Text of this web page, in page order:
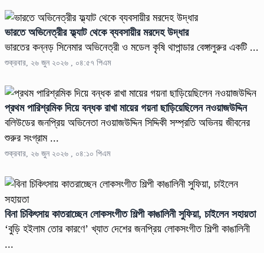
ভারতে অভিনেত্রীর ফ্ল্যাট থেকে ব্যবসায়ীর মরদেহ উদ্ধার
ভারতের কন্নড় সিনেমার অভিনেত্রী ও মডেল কৃষি থাপান্ডার বেঙ্গালুরুর একটি ...
শুক্রবার, ২৬ জুন ২০২৬ , ০৪:৫৭ পিএম
প্রথম পারিশ্রমিক দিয়ে বন্ধক রাখা মায়ের গয়না ছাড়িয়েছিলেন নওয়াজউদ্দিন
বলিউডের জনপ্রিয় অভিনেতা নওয়াজউদ্দিন সিদ্দিকী সম্প্রতি অভিনয় জীবনের
শুরুর সংগ্রাম ...
শুক্রবার, ২৬ জুন ২০২৬ , ০৪:১০ পিএম
বিনা চিকিৎসায় কাতরাচ্ছেন লোকসংগীত শিল্পী কাঙালিনী সুফিয়া, চাইলেন সহায়তা
‘বুড়ি হইলাম তোর কারণে’ খ্যাত দেশের জনপ্রিয় লোকসংগীত শিল্পী কাঙালিনী
...